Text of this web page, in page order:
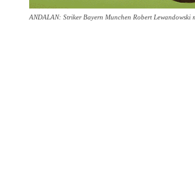
ANDALAN: Striker Bayern Munchen Robert